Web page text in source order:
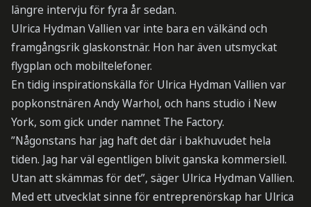
längre intervju för fyra år sedan.
Ulrica Hydman Vallien var inte bara en välkänd och
framgångsrik glaskonstnär. Hon har även utsmyckat
flygplan och mobiltelefoner.
En tidig inspirationskälla för Ulrica Hydman Vallien var
popkonstnären Andy Warhol, och hans studio i New
York, som gick under namnet The Factory.
”Någonstans har jag haft det där i bakhuvudet hela
tiden. Jag har väl egentligen blivit ganska kommersiell.
Utan att skämmas för det”, säger Ulrica Hydman Vallien.
Med ett utvecklat sinne för entreprenörskap har Ulrica